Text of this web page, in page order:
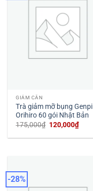
GIẢM CÂN
Trà giảm mỡ bụng Genpi
Orihiro 60 gói Nhật Bản
175,000₫ Giá
là:
120,000₫Giá
hiện
tại
-28%